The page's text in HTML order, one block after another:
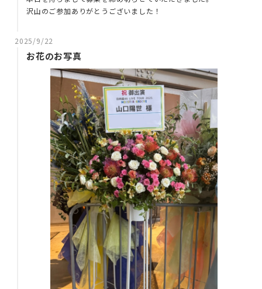
沢山のご参加ありがとうございました！
2025/9/22
お花のお写真